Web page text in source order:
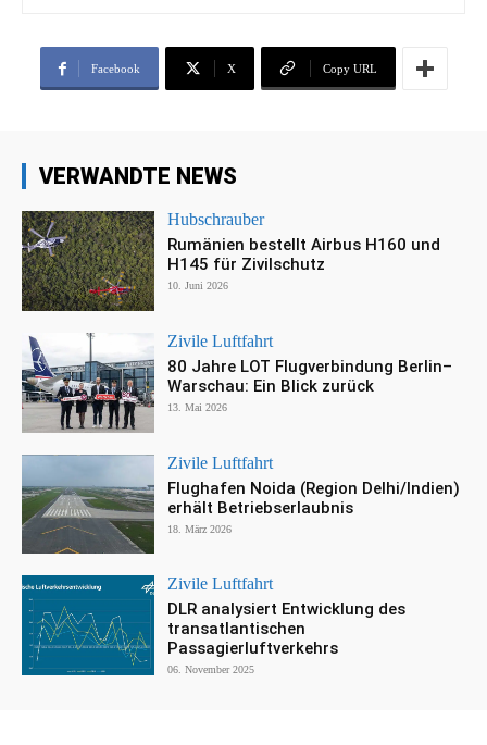
Facebook X Copy URL
VERWANDTE NEWS
Hubschrauber
Rumänien bestellt Airbus H160 und
H145 für Zivilschutz
10. Juni 2026
Zivile Luftfahrt
80 Jahre LOT Flugverbindung Berlin–
Warschau: Ein Blick zurück
13. Mai 2026
Zivile Luftfahrt
Flughafen Noida (Region Delhi/Indien)
erhält Betriebserlaubnis
18. März 2026
Zivile Luftfahrt
DLR analysiert Entwicklung des
transatlantischen
Passagierluftverkehrs
06. November 2025